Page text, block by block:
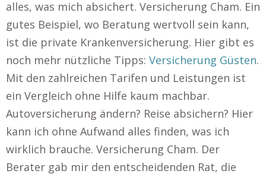
alles, was mich absichert. Versicherung Cham. Ein
gutes Beispiel, wo Beratung wertvoll sein kann,
ist die private Krankenversicherung. Hier gibt es
noch mehr nützliche Tipps: Versicherung Güsten.
Mit den zahlreichen Tarifen und Leistungen ist
ein Vergleich ohne Hilfe kaum machbar.
Autoversicherung ändern? Reise absichern? Hier
kann ich ohne Aufwand alles finden, was ich
wirklich brauche. Versicherung Cham. Der
Berater gab mir den entscheidenden Rat, die